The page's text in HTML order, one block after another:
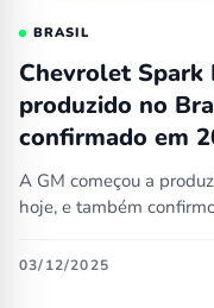
BRASIL
Chevrolet Spark
produzido no
confirmado em
A GM começou a
hoje, e também
03/12/2025